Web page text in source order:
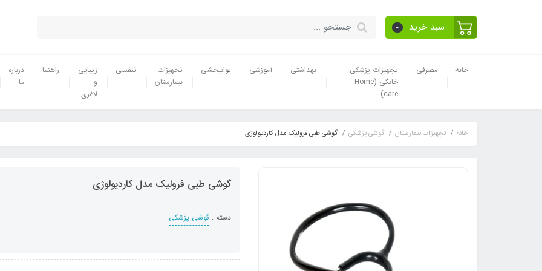
سبد خرید 0
خانه مصرفی
تجهیزات پزشکی
خانگی (Home
care)
بهداشتی آموزشی توانبخشی
تجهیزات
بیمارستان
تنفسی
زیبایی
و
لاغری
راهنما
درباره
ما
خانه تجهیزات بیمارستان گوشی پزشکی گوشی طبی فرولیک مدل کاردیولوژی
گوشی طبی فرولیک مدل کاردیولوژی
دسته : گوشی پزشکی